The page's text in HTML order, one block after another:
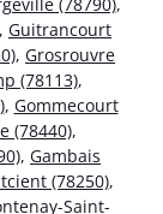
(78790),
, Guitrancourt
, Grosrouvre
(78113),
, Gommecourt
(78440),
, Gambais
(78250),
Saint-